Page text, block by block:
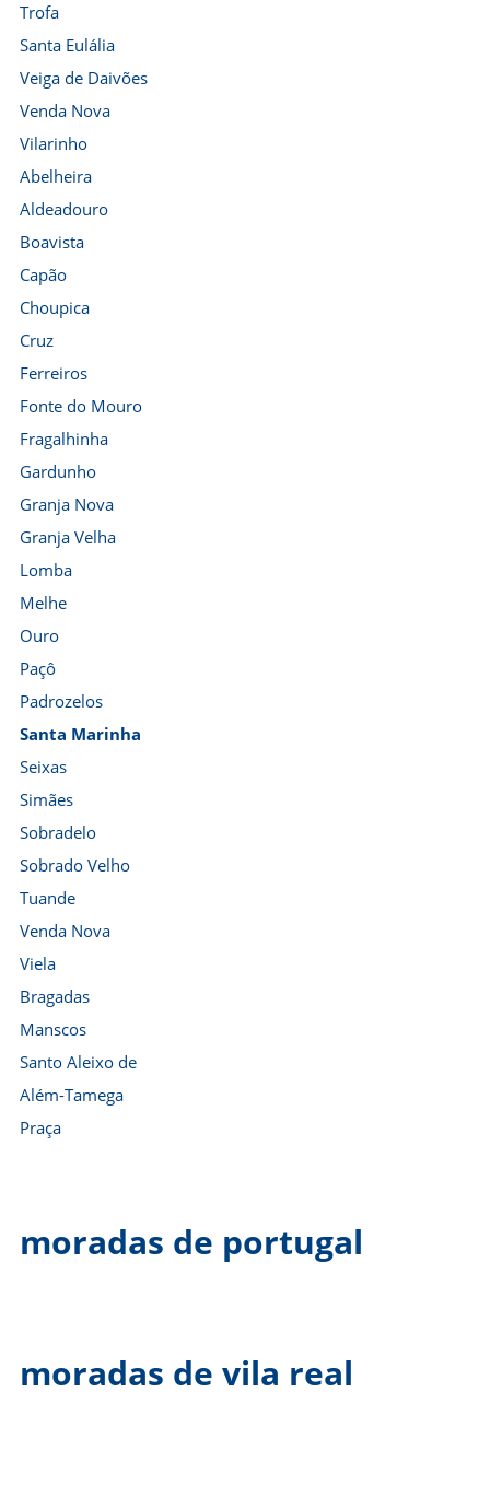
Trofa
Santa Eulália
Veiga de Daivões
Venda Nova
Vilarinho
Abelheira
Aldeadouro
Boavista
Capão
Choupica
Cruz
Ferreiros
Fonte do Mouro
Fragalhinha
Gardunho
Granja Nova
Granja Velha
Lomba
Melhe
Ouro
Paçô
Padrozelos
Santa Marinha
Seixas
Simães
Sobradelo
Sobrado Velho
Tuande
Venda Nova
Viela
Bragadas
Manscos
Santo Aleixo de
Além-Tamega
Praça
moradas de portugal
moradas de vila real